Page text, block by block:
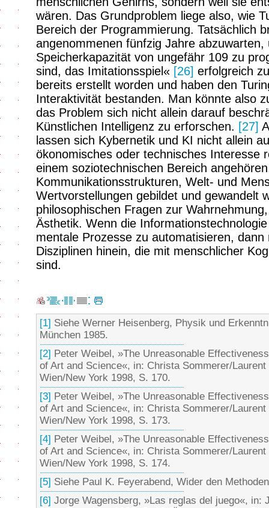
wären. Das Grundproblem liege also, wie
Bereich der Programmierung. Tatsächlich
angenommenen fünfzig Jahre
Speicherkapazität von ungefähr 109 zu
sind, das Imitationsspiel« [26] erfolgreich
bereits erstellt worden und haben den
Interaktivität bestanden. Man könnte also
das Problem sich nicht allein darauf
Künstlichen Intelligenz zu erforschen. [27]
lassen sich Kybernetik und KI nicht allein
ökonomisches oder technisches Interesse
einem soziotechnischen Bereich
Kommunikationsstrukturen, Welt- und
Wertvorstellungen gebildet und gewandelt
philosophischen Fragen zur
Ästhetik. Wenn die
mentale Prozesse zu automatisieren,
Disziplinen hinein, die mit menschlicher
sind.
[1] Siehe Werner Heisenberg, Physik und
München 1985.
[2] Peter Weibel, »The Unreasonable
of Art and Science«, in: Christa Sommerer/
Wien/New York 1998, S. 170.
[3] Peter Weibel, »The Unreasonable
of Art and Science«, in: Christa Sommerer/
Wien/New York 1998, S. 173.
[4] Peter Weibel, »The Unreasonable
of Art and Science«, in: Christa Sommerer/
Wien/New York 1998, S. 174.
[5] Siehe Paul K. Feyerabend, Wider den
[6] Jorge Wagensberg, »Las reglas del juego«, in: